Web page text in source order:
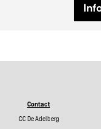
Contact
CC De Adelberg